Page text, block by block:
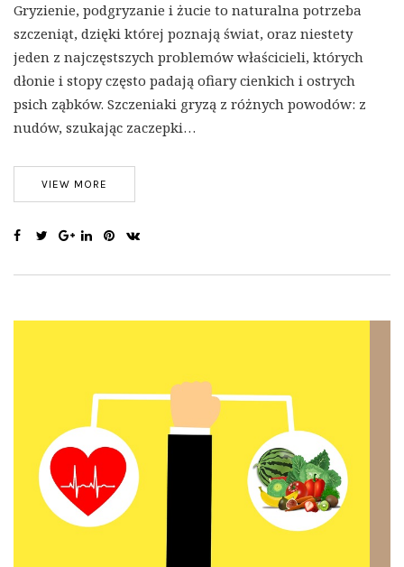
Gryzienie, podgryzanie i żucie to naturalna potrzeba
szczeniąt, dzięki której poznają świat, oraz niestety
jeden z najczęstszych problemów właścicieli, których
dłonie i stopy często padają ofiary cienkich i ostrych
psich ząbków. Szczeniaki gryzą z różnych powodów: z
nudów, szukając zaczepki…
VIEW MORE